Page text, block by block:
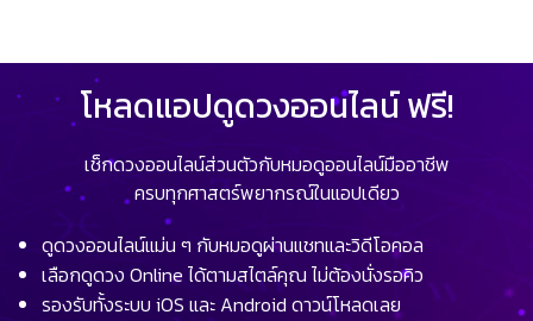
โหลดแอปดูดวงออนไลน์ ฟรี!
เช็กดวงออนไลน์ส่วนตัวกับหมอดูออนไลน์มืออาชีพ
ครบทุกศาสตร์พยากรณ์ในแอปเดียว
ดูดวงออนไลน์แม่น ๆ กับหมอดูผ่านแชทและวิดีโอคอล
เลือกดูดวง Online ได้ตามสไตล์คุณ ไม่ต้องนั่งรอคิว
รองรับทั้งระบบ iOS และ Android ดาวน์โหลดเลย